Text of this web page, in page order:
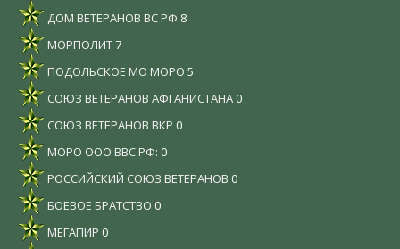
ДОМ ВЕТЕРАНОВ ВС РФ 8
МОРПОЛИТ7
ПОДОЛЬСКОЕ МО МОРО 5
СОЮЗ ВЕТЕРАНОВ АФГАНИСТАНА 0
СОЮЗ ВЕТЕРАНОВ ВКР 0
МОРО ООО ВВС РФ: 0
РОССИЙСКИЙ СОЮЗ ВЕТЕРАНОВ 0
БОЕВОЕ БРАТСТВО 0
МЕГАПИР 0